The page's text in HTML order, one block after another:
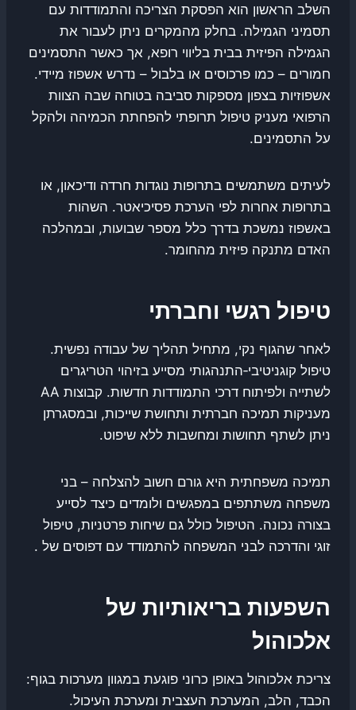
השלב הראשון הוא הפסקת הצריכה והתמודדות עם
תסמיני הגמילה. בחלק מהמקרים ניתן לעבור את
הגמילה הפיזית בבית בליווי רופא, אך כאשר התסמינים
חמורים – כמו פרכוסים או בלבול – נדרש אשפוז מיידי.
אשפוזיות בצפון מספקות סביבה בטוחה שבה הצוות
הרפואי מעניק טיפול תרופתי להפחתת הכמיהה ולהקל
על התסמינים.
לעיתים משתמשים בתרופות נוגדות חרדה ודיכאון, או
בתרופות אחרות לפי הערכת פסיכיאטר. השהות
באשפוז נמשכת בדרך כלל מספר שבועות, ובמהלכה
האדם מתנקה פיזית מהחומר.
טיפול רגשי וחברתי
לאחר שהגוף נקי, מתחיל תהליך של עבודה נפשית.
טיפול קוגניטיבי‑התנהגותי מסייע בזיהוי הטריגרים
לשתייה ולפיתוח דרכי התמודדות חדשות. קבוצות AA
מעניקות תמיכה חברתית ותחושת שייכות, ובמסגרתן
ניתן לשתף תחושות ומחשבות ללא שיפוט.
תמיכה משפחתית היא גורם חשוב להצלחה – בני
משפחה משתתפים במפגשים ולומדים כיצד לסייע
בצורה נכונה. הטיפול כולל גם שיחות פרטניות, טיפול
זוגי והדרכה לבני המשפחה להתמודד עם דפוסים של .
השפעות בריאותיות של
אלכוהול
צריכת אלכוהול באופן כרוני פוגעת במגוון מערכות בגוף:
הכבד, הלב, המערכת העצבית ומערכת העיכול.